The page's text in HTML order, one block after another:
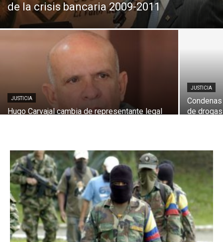
de la crisis bancaria 2009-2011
JUSTICIA
Hugo Carvajal cambia de representante legal
JUSTICIA
de drogas